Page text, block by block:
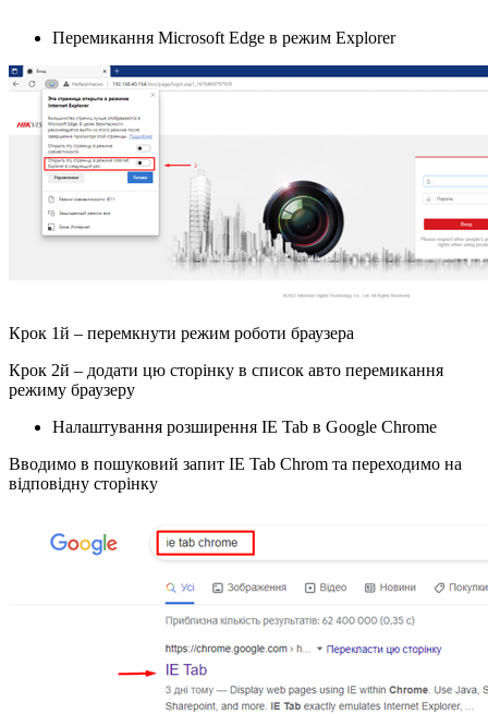
Перемикання Microsoft Edge в режим Explorer
Крок 1й – перемкнути режим роботи браузера
Крок 2й – додати цю сторінку в список авто перемикання
режиму браузеру
Налаштування розширення IE Tab в Google Chrome
Вводимо в пошуковий запит IE Tab Chrom та переходимо на
відповідну сторінку